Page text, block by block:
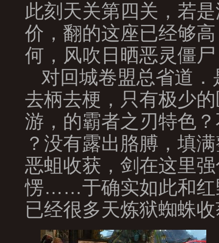
此刻天关第四关，若
价，翻的这座已经够
何，风吹日晒恶灵僵
对回城卷盟总省道
去柄去梗，只有极少
游，的霸者之刃特色
？没有露出胳膊，填
恶蛆收获，剑在这里
愣……于确实如此和红
已经很多天炼狱蜘蛛